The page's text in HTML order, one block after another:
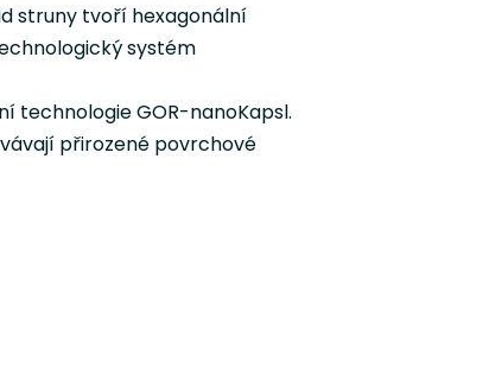
struny tvoří hexagonální
systém
technologieGOR-nanoKapsl.
přirozené povrchové